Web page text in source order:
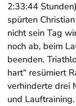
2:33:44
spürten
nicht sein Tag
noch ab, beim
beenden.
hart“ resümiert
verhinderte drei
und